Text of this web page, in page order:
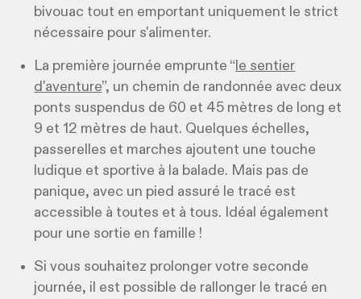
bivouac tout en emportant uniquement le strict
nécessaire pour s'alimenter.
La première journée emprunte “ le sentier
d'aventure”, un chemin de randonnée avec deux
ponts suspendus de 60 et 45 mètres de long et
9 et 12 mètres de haut. Quelques échelles,
passerelles et marches ajoutent une touche
ludique et sportive à la balade. Mais pas de
panique, avec un pied assuré le tracé est
accessible à toutes et à tous. Idéal également
pour une sortie en famille !
Si vous souhaitez prolonger votre seconde
journée, il est possible de rallonger le tracé en